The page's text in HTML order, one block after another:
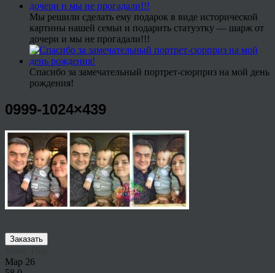
Мы решили сделать ему подарок в виде исторической
картины нашей семьи и подарить статуэтку — шарж от
дочери и мы не прогадали!!!
Спасибо за замечательный портрет-сюрприз на мой день
рождения!
0999-1024×439
Заказать
Мар 26